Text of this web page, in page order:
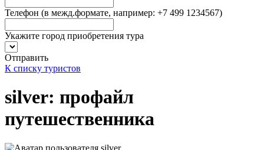
Телефон (в межд.формате, например: +7 499 1234567)
Укажите город приобретения тура
Отправить
К списку туристов
silver: профайл
путешественника